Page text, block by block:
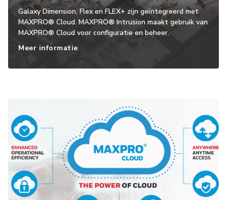
Galaxy Dimension, Flex en FLEX+ zijn geïntegreerd met
MAXPRO® Cloud. MAXPRO® Intrusion maakt gebruik van
MAXPRO® Cloud voor configuratie en beheer.
Meer informatie